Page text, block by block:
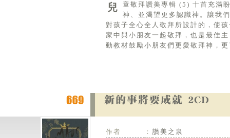
兒童敬拜讚美專輯 (5) 十首充滿盼望和信心的敬拜讚美詩歌，搭配多元的編曲，鼓勵孩子天天親近神、敬拜
神、並渴望更多認識神。讓我
對孩子全心全人敬拜所設計的，使
家中與小朋友一起敬拜，也是最佳
動教材鼓勵小朋友們更愛敬拜神，
作者 ： 讚美之泉